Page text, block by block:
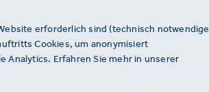
erforderlich sind (technisch notwendige
Cookies, um anonymisiert
Analytics. Erfahren Sie mehr in unserer